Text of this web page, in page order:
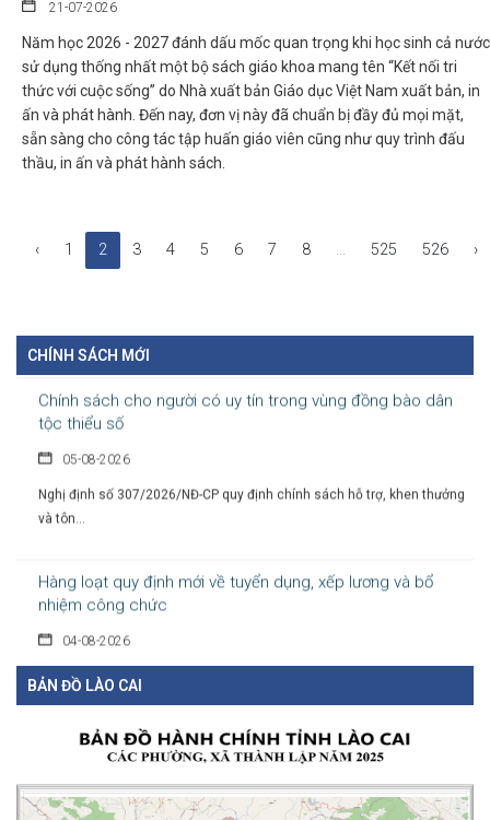
21-07-2026
Năm học 2026 - 2027 đánh dấu mốc quan trọng khi học sinh cả nước
sử dụng thống nhất một bộ sách giáo khoa mang tên “Kết nối tri
thức với cuộc sống” do Nhà xuất bản Giáo dục Việt Nam xuất bản, in
ấn và phát hành. Đến nay, đơn vị này đã chuẩn bị đầy đủ mọi mặt,
sẵn sàng cho công tác tập huấn giáo viên cũng như quy trình đấu
thầu, in ấn và phát hành sách.
‹ 1 2 3 4 5 6 7 8 ... 525 526 ›
CHÍNH SÁCH MỚI
07-08-2026
Tại Nghị định số 277/2026/NĐ-CP, Chính phủ quy định cụ thể chính sách
hỗ...
06-08-2026
Chính sách cho người có uy tín trong vùng đồng bào dân
05-08-2026
Nghị định số 307/2026/NĐ-CP quy định chính sách hỗ trợ, khen thưởng
04-08-2026
Nghị định 300/2026/NĐ-CP vừa sửa đổi, bổ sung nhiều quy định về
tuyển...
BẢN ĐỒ LÀO CAI